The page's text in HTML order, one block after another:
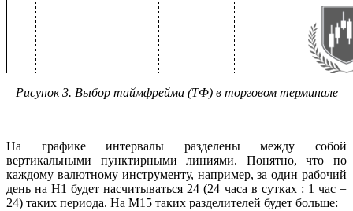
Рисунок 3. Выбор таймфрейма (ТФ) в торговом терминале
На графике интервалы разделены между собой
вертикальными пунктирными линиями. Понятно, что по
каждому валютному инструменту, например, за один рабочий
день на H1 будет насчитываться 24 (24 часа в сутках : 1 час =
24) таких периода. На М15 таких разделителей будет больше: